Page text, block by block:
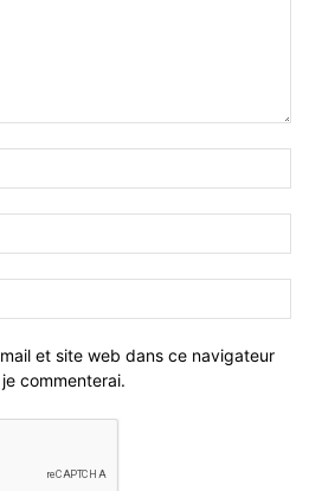
et site web dans ce navigateur
commenterai.